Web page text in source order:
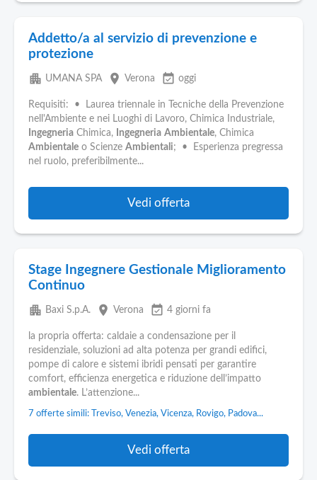
Addetto/a al servizio di prevenzione e
protezione
apartment UMANA SPA place Verona event_available oggi
Requisiti: • Laurea triennale in Tecniche della Prevenzione
nell'Ambiente e nei Luoghi di Lavoro, Chimica Industriale,
Ingegneria Chimica, Ingegneria Ambientale, Chimica
Ambientale o Scienze Ambientali; • Esperienza pregressa
nel ruolo, preferibilmente...
Vedi offerta
Stage Ingegnere Gestionale Miglioramento
Continuo
apartment Baxi S.p.A. place Verona event_available 4 giorni fa
la propria offerta: caldaie a condensazione per il
residenziale, soluzioni ad alta potenza per grandi edifici,
pompe di calore e sistemi ibridi pensati per garantire
comfort, efficienza energetica e riduzione dell’impatto
ambientale. L’attenzione...
7 offerte simili: Treviso, Venezia, Vicenza, Rovigo, Padova...
Vedi offerta